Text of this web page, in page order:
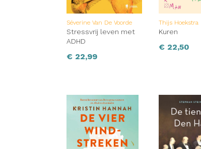
Séverine Van De Voorde
Stressvrij leven met
ADHD
€ 22,99
Thijs Hoekstra
Kuren
€ 22,50